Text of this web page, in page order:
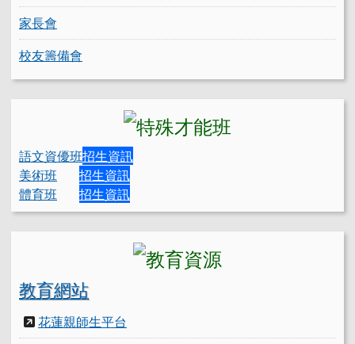
家長會
校友籌備會
語文資優班招生資訊
美術班
招生資訊
體育班
招生資訊
教育網站
花蓮親師生平台